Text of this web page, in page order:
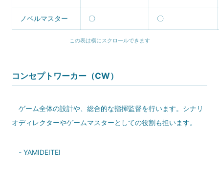
ノベルマスター 〇 〇
この表は横にスクロールできます
コンセプトワーカー（CW）
ゲーム全体の設計や、総合的な指揮監督を行います。シナリ
オディレクターやゲームマスターとしての役割も担います。
- YAMIDEITEI